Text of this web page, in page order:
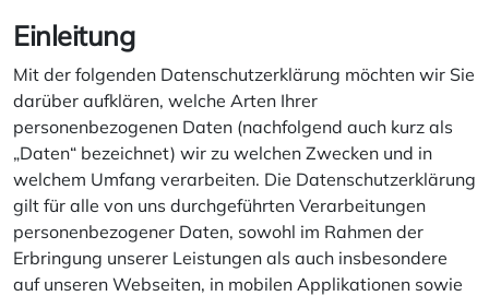
Einleitung
Mit der folgenden Datenschutzerklärung möchten wir Sie
darüber aufklären, welche Arten Ihrer
personenbezogenen Daten (nachfolgend auch kurz als
„Daten“ bezeichnet) wir zu welchen Zwecken und in
welchem Umfang verarbeiten. Die Datenschutzerklärung
gilt für alle von uns durchgeführten Verarbeitungen
personenbezogener Daten, sowohl im Rahmen der
Erbringung unserer Leistungen als auch insbesondere
auf unseren Webseiten, in mobilen Applikationen sowie